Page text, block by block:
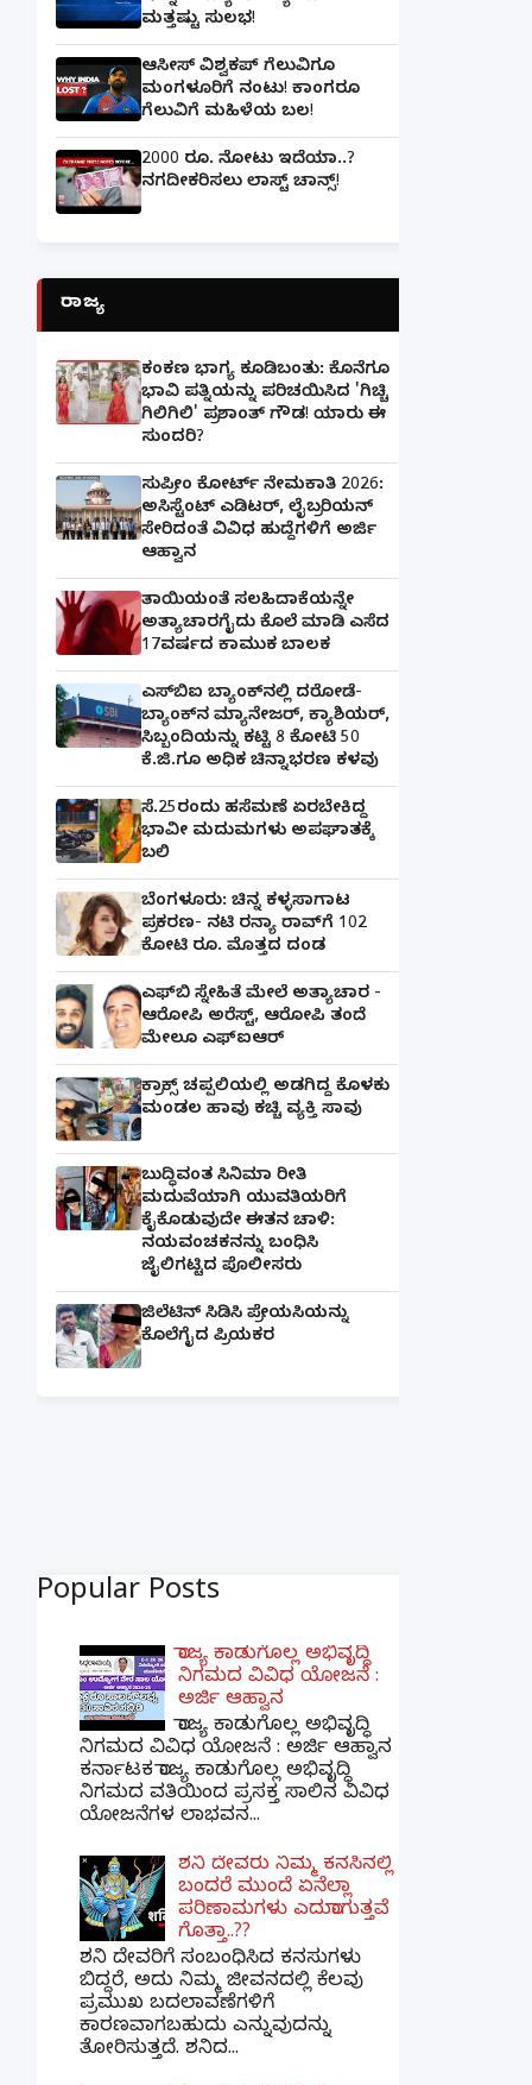
ಮತ್ತಷ್ಟು ಸುಲಭ!
ಆಸೀಸ್ ವಿಶ್ವಕಪ್ ಗೆಲುವಿಗೂ
ಮಂಗಳೂರಿಗೆ ನಂಟು! ಕಾಂಗರೂ
ಗೆಲುವಿಗೆ ಮಹಿಳೆಯ ಬಲ!
2000 ರೂ. ನೋಟು ಇದೆಯಾ..?
ನಗದೀಕರಿಸಲು ಲಾಸ್ಟ್‌ ಚಾನ್ಸ್‌!
ರಾಜ್ಯ
ಕಂಕಣ ಭಾಗ್ಯ ಕೂಡಿಬಂತು: ಕೊನೆಗೂ
ಭಾವಿ ಪತ್ನಿಯನ್ನು ಪರಿಚಯಿಸಿದ 'ಗಿಚ್ಚಿ
ಗಿಲಿಗಿಲಿ' ಪ್ರಶಾಂತ್ ಗೌಡ! ಯಾರು ಈ
ಸುಂದರಿ?
ಸುಪ್ರೀಂ ಕೋರ್ಟ್ ನೇಮಕಾತಿ 2026:
ಅಸಿಸ್ಟೆಂಟ್ ಎಡಿಟರ್, ಲೈಬ್ರರಿಯನ್
ಸೇರಿದಂತೆ ವಿವಿಧ ಹುದ್ದೆಗಳಿಗೆ ಅರ್ಜಿ
ಆಹ್ವಾನ
ತಾಯಿಯಂತೆ ಸಲಹಿದಾಕೆಯನ್ನೇ
ಅತ್ಯಾಚಾರಗೈದು ಕೊಲೆ ಮಾಡಿ ಎಸೆದ
17ವರ್ಷದ ಕಾಮುಕ ಬಾಲಕ
ಎಸ್‌ಬಿಐ ಬ್ಯಾಂಕ್‌ನಲ್ಲಿ‌ ದರೋಡೆ-
ಬ್ಯಾಂಕ್​ನ ಮ್ಯಾನೇಜರ್‌, ಕ್ಯಾಶಿಯರ್‌,
ಸಿಬ್ಬಂದಿಯನ್ನು ಕಟ್ಟಿ 8 ಕೋಟಿ 50
ಕೆ.ಜಿ.ಗೂ ಅಧಿಕ ಚಿನ್ನಾಭರಣ ಕಳವು
ಸೆ.25ರಂದು ಹಸೆಮಣೆ ಏರಬೇಕಿದ್ದ
ಭಾವೀ ಮದುಮಗಳು ಅಪಘಾತಕ್ಕೆ
ಬಲಿ
ಬೆಂಗಳೂರು: ಚಿನ್ನ ಕಳ್ಳಸಾಗಾಟ
ಪ್ರಕರಣ- ನಟಿ ರನ್ಯಾ ರಾವ್‌ಗೆ 102
ಕೋಟಿ ರೂ. ಮೊತ್ತದ ದಂಡ
ಎಫ್‌ಬಿ ಸ್ನೇಹಿತೆ ಮೇಲೆ ಅತ್ಯಾಚಾರ -
ಆರೋಪಿ ಅರೆಸ್ಟ್, ಆರೋಪಿ ತಂದೆ
ಮೇಲೂ ಎಫ್ಐಆರ್
ಕ್ರಾಕ್ಸ್ ಚಪ್ಪಲಿಯಲ್ಲಿ ಅಡಗಿದ್ದ ಕೊಳಕು
ಮಂಡಲ ಹಾವು ಕಚ್ಚಿ ವ್ಯಕ್ತಿ ಸಾವು
ಬುದ್ಧಿವಂತ ಸಿನಿಮಾ ರೀತಿ
ಮದುವೆಯಾಗಿ ಯುವತಿಯರಿಗೆ
ಕೈಕೊಡುವುದೇ ಈತನ ಚಾಳಿ:
ನಯವಂಚಕನನ್ನು ಬಂಧಿಸಿ
ಜೈಲಿಗಟ್ಟಿದ ಪೊಲೀಸರು
ಜಿಲೆಟಿನ್ ಸಿಡಿಸಿ ಪ್ರೇಯಸಿಯನ್ನು
ಕೊಲೆಗೈದ ಪ್ರಿಯಕರ
Popular Posts
ರಾಜ್ಯ ಕಾಡುಗೊಲ್ಲ ಅಭಿವೃದ್ಧಿ
ನಿಗಮದ ವಿವಿಧ ಯೋಜನೆ :
ಅರ್ಜಿ ಆಹ್ವಾನ
ರಾಜ್ಯ ಕಾಡುಗೊಲ್ಲ ಅಭಿವೃದ್ಧಿ
ನಿಗಮದ ವಿವಿಧ ಯೋಜನೆ : ಅರ್ಜಿ ಆಹ್ವಾನ
ಕರ್ನಾಟಕ ರಾಜ್ಯ ಕಾಡುಗೊಲ್ಲ ಅಭಿವೃದ್ಧಿ
ನಿಗಮದ ವತಿಯಿಂದ ಪ್ರಸಕ್ತ ಸಾಲಿನ ವಿವಿಧ
ಯೋಜನೆಗಳ ಲಾಭವನ...
ಶನಿ ದೇವರು ನಿಮ್ಮ ಕನಸಿನಲ್ಲಿ
ಬಂದರೆ ಮುಂದೆ ಏನೆಲ್ಲಾ
ಪರಿಣಾಮಗಳು ಎದುರಾಗುತ್ತವೆ
ಗೊತ್ತಾ..??
ಶನಿ ದೇವರಿಗೆ ಸಂಬಂಧಿಸಿದ ಕನಸುಗಳು
ಬಿದ್ದರೆ, ಅದು ನಿಮ್ಮ ಜೀವನದಲ್ಲಿ ಕೆಲವು
ಪ್ರಮುಖ ಬದಲಾವಣೆಗಳಿಗೆ
ಕಾರಣವಾಗಬಹುದು ಎನ್ನುವುದನ್ನು
ತೋರಿಸುತ್ತದೆ. ಶನಿದ...